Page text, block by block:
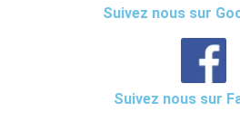
Suivez nous sur
Suivez nous sur